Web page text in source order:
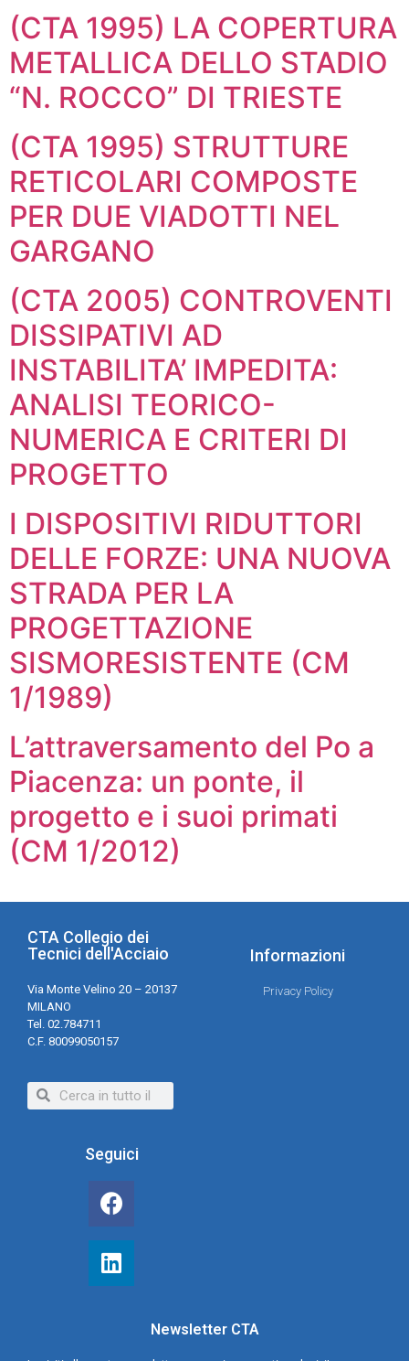
(CTA 1995) LA COPERTURA
METALLICA DELLO STADIO
“N. ROCCO” DI TRIESTE
(CTA 1995) STRUTTURE
RETICOLARI COMPOSTE
PER DUE VIADOTTI NEL
GARGANO
(CTA 2005) CONTROVENTI
DISSIPATIVI AD
INSTABILITA’ IMPEDITA:
ANALISI TEORICO-
NUMERICA E CRITERI DI
PROGETTO
I DISPOSITIVI RIDUTTORI
DELLE FORZE: UNA NUOVA
STRADA PER LA
PROGETTAZIONE
SISMORESISTENTE (CM
1/1989)
L’attraversamento del Po a
Piacenza: un ponte, il
progetto e i suoi primati
(CM 1/2012)
CTA Collegio dei
Tecnici dell'Acciaio
Via Monte Velino 20 – 20137
MILANO
Tel. 02.784711
C.F. 80099050157
Informazioni
Privacy Policy
Seguici
Newsletter CTA